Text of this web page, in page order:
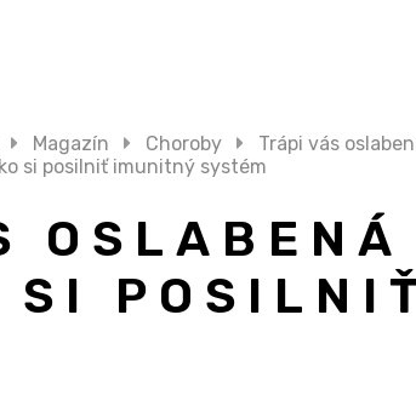
Magazín Choroby
Trápi vás
si posilniť imunitný systém
SI